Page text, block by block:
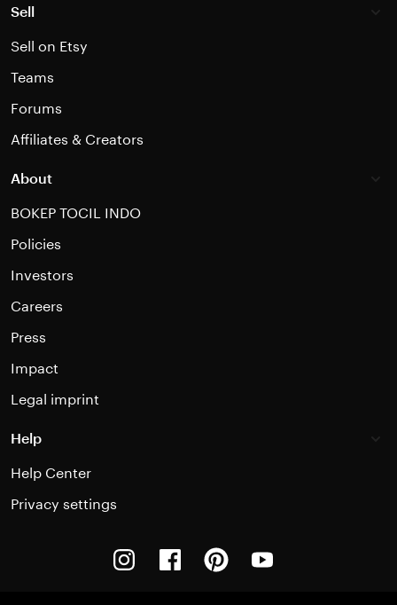
Sell
Sell on Etsy
Teams
Forums
Affiliates & Creators
About
BOKEP TOCIL INDO
Policies
Investors
Careers
Press
Impact
Legal imprint
Help
Help Center
Privacy settings
InstagramFacebookPinterest